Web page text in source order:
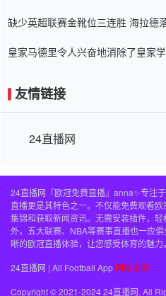
缺少英超联赛金靴位三连胜 海拉德
皇家马德里令人兴奋地消除了皇家
友情链接
24直播网
24直播网『欧冠免费直播』anna✨专注
直播更是其特色之一。不仅能免费观看
集锦和获取新闻资讯。无需安装插件，
外，五大联赛、NBA等赛事直播也一应
晰的欧冠直播体验，让您感受体育的魅力。
24直播网 | All Football App 网站地图
Copyright © 2021-2024 24直播网. All